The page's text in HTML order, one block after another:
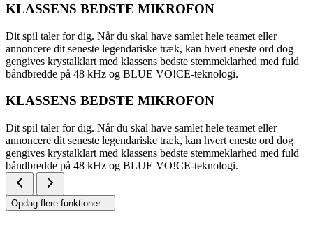
KLASSENS BEDSTE MIKROFON
Dit spil taler for dig. Når du skal have samlet hele teamet eller
annoncere dit seneste legendariske træk, kan hvert eneste ord dog
gengives krystalklart med klassens bedste stemmeklarhed med fuld
båndbredde på 48 kHz og BLUE VO!CE-teknologi.
KLASSENS BEDSTE MIKROFON
Dit spil taler for dig. Når du skal have samlet hele teamet eller
annoncere dit seneste legendariske træk, kan hvert eneste ord dog
gengives krystalklart med klassens bedste stemmeklarhed med fuld
båndbredde på 48 kHz og BLUE VO!CE-teknologi.
Opdag flere funktioner